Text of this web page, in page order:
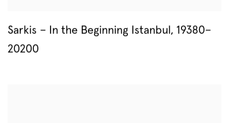
Sarkis – In the Beginning Istanbul, 19380–
20200